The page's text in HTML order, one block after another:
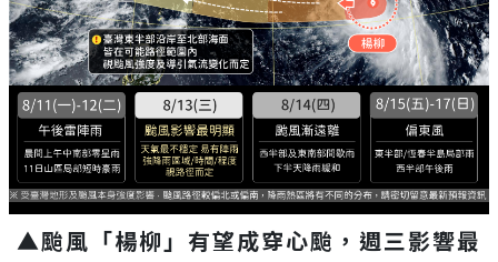
▲颱風「楊柳」有望成穿心颱，週三影響最